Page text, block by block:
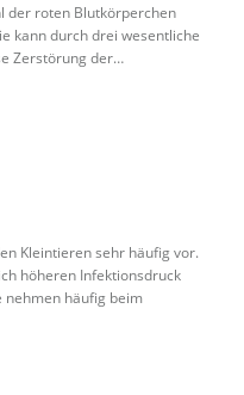
der roten Blutkörperchen
kann durch drei wesentliche
Zerstörung der…
Kleintieren sehr häufig vor.
höheren Infektionsdruck
nehmen häufig beim